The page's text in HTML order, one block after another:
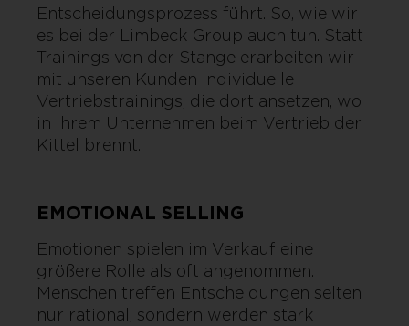
Entscheidungsprozess führt. So, wie wir
es bei der Limbeck Group auch tun. Statt
Trainings von der Stange erarbeiten wir
mit unseren Kunden individuelle
Vertriebstrainings, die dort ansetzen, wo
in Ihrem Unternehmen beim Vertrieb der
Kittel brennt.
EMOTIONAL SELLING
Emotionen spielen im Verkauf eine
größere Rolle als oft angenommen.
Menschen treffen Entscheidungen selten
nur rational, sondern werden stark